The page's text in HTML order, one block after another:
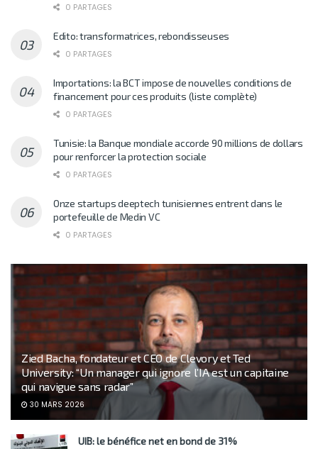
0 PARTAGES
Edito: transformatrices, rebondisseuses
0 PARTAGES
Importations: la BCT impose de nouvelles conditions de
financement pour ces produits (liste complète)
0 PARTAGES
Tunisie: la Banque mondiale accorde 90 millions de dollars
pour renforcer la protection sociale
0 PARTAGES
Onze startups deeptech tunisiennes entrent dans le
portefeuille de Medin VC
0 PARTAGES
Zied Bacha, fondateur et CEO de Clevory et Ted
University: “Un manager qui ignore l’IA est un capitaine
qui navigue sans radar”
30 MARS 2026
UIB: le bénéfice net en bond de 31%